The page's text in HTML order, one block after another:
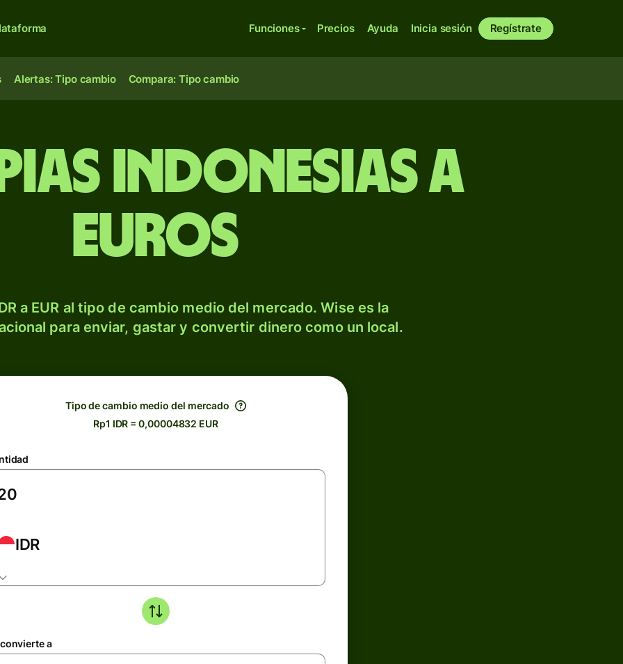
Funciones Precios Ayuda Inicia sesión Regístrate
Alertas: Tipo cambio Compara: Tipo cambio
indonesias a
euros
a EUR al tipo de cambio medio del mercado. Wise es la
para enviar, gastar y convertir dinero como un local.
Tipo de cambio medio del mercado
Rp1 IDR = 0,00004832 EUR
IDR
a